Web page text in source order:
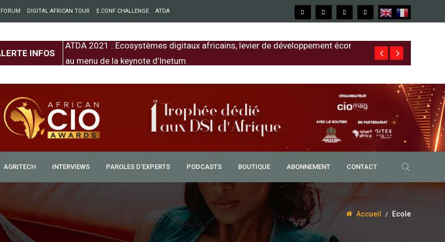
DIGITAL AFRICAN TOUR E.CONF CHALLENGE ATDA
INFOS
l’Europe et
ATDA 2021 : Ecosystèmes digitaux africains, levier de développement économique
au menu de la keynote d’Inetum
Free au
AGRITECH INTERVIEWS PAROLES D’EXPERTS PODCASTS BOUTIQUE ABONNEMENT CONTACT
Accueil Ecole